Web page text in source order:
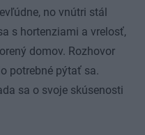
no vnútri stál
s hortenziami a vrelosť,
domov. Rozhovor
potrebné pýtať sa.
sa o svoje skúsenosti